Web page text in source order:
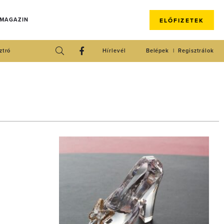
ELŐFIZETEK
Regisztrálok
Belépek
Hírlevél